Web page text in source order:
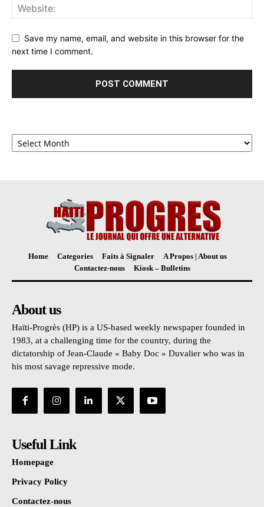
Save my name, email, and website in this browser for the
next time I comment.
Archives
Home Categories Faits à Signaler
A Propos | About us
Contactez-nous
Kiosk – Bulletins
About us
Haïti-Progrès (HP) is a US-based weekly newspaper founded in
1983, at a challenging time for the country, during the
dictatorship of Jean-Claude « Baby Doc » Duvalier who was in
his most savage repressive mode.
Useful Link
Homepage
Privacy Policy
Contactez-nous